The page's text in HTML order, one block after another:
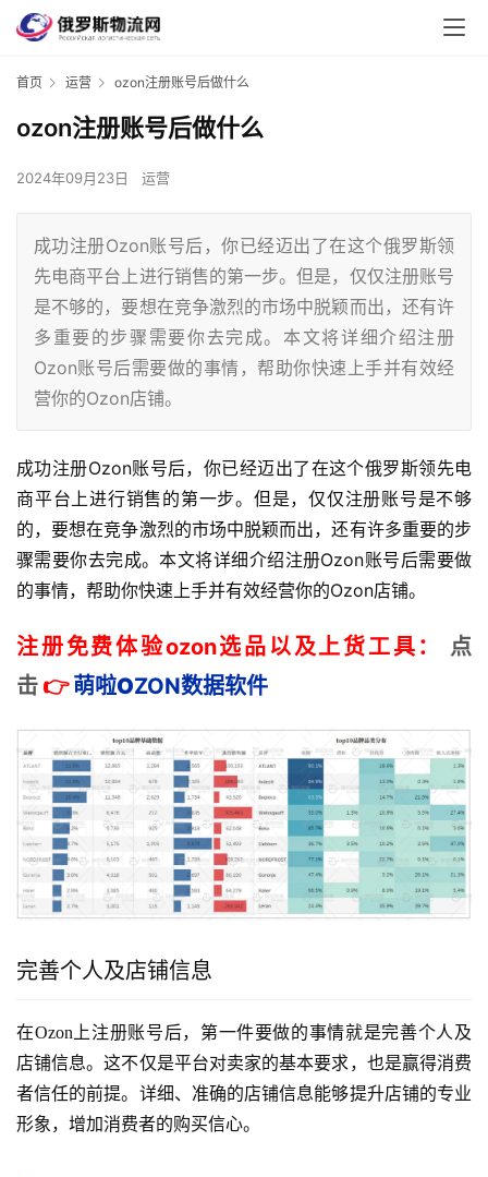
首页 运营 ozon注册账号后做什么
ozon注册账号后做什么
2024年09月23日 运营
成功注册Ozon账号后，你已经迈出了在这个俄罗斯领
先电商平台上进行销售的第一步。但是，仅仅注册账号
是不够的，要想在竞争激烈的市场中脱颖而出，还有许
多重要的步骤需要你去完成。本文将详细介绍注册
Ozon账号后需要做的事情，帮助你快速上手并有效经
营你的Ozon店铺。
成功注册Ozon账号后，你已经迈出了在这个俄罗斯领先电
商平台上进行销售的第一步。但是，仅仅注册账号是不够
的，要想在竞争激烈的市场中脱颖而出，还有许多重要的步
骤需要你去完成。本文将详细介绍注册Ozon账号后需要做
的事情，帮助你快速上手并有效经营你的Ozon店铺。
注册免费体验ozon选品以及上货工具：
点
击 👉 萌啦OZON数据软件
完善个人及店铺信息
在Ozon上注册账号后，第一件要做的事情就是完善个人及
店铺信息。这不仅是平台对卖家的基本要求，也是赢得消费
者信任的前提。详细、准确的店铺信息能够提升店铺的专业
形象，增加消费者的购买信心。